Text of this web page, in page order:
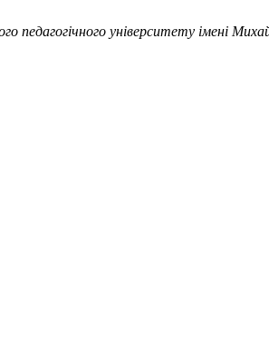
педагогічного університету імені